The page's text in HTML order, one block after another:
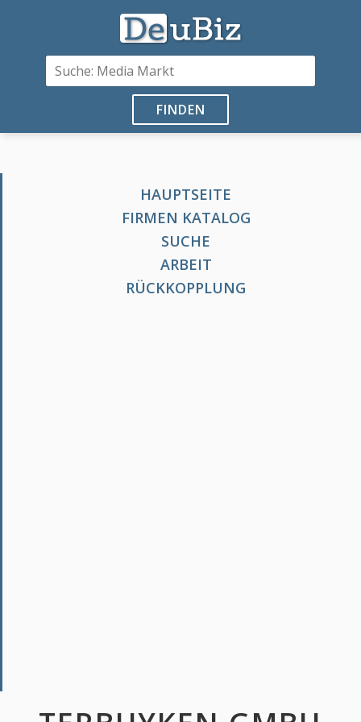
FINDEN
HAUPTSEITE
FIRMEN KATALOG
SUCHE
ARBEIT
RÜCKKOPPLUNG